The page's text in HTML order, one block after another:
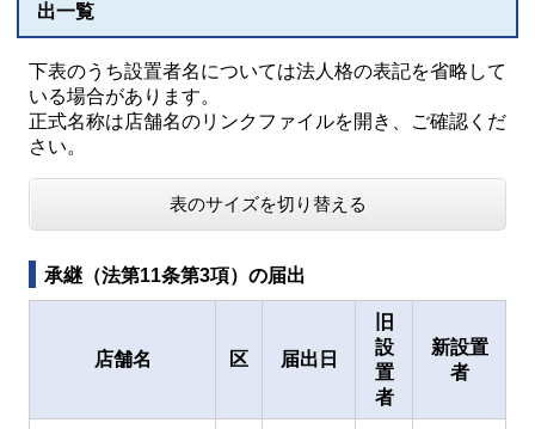
出一覧
下表のうち設置者名については法人格の表記を省略して
いる場合があります。
正式名称は店舗名のリンクファイルを開き、ご確認くだ
さい。
表のサイズを切り替える
承継（法第11条第3項）の届出
店舗名 区 届出日
旧
設
置
者
新設置
者